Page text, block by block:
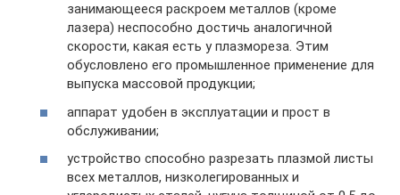
занимающееся раскроем металлов (кроме
лазера) неспособно достичь аналогичной
скорости, какая есть у плазмореза. Этим
обусловлено его промышленное применение для
выпуска массовой продукции;
аппарат удобен в эксплуатации и прост в
обслуживании;
устройство способно разрезать плазмой листы
всех металлов, низколегированных и